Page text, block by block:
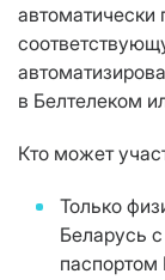
автоматически
в Белтелеком
Кто может
Только
Беларусь
паспортом